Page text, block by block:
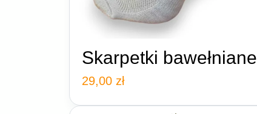
Skarpetki bawełniane
29,00 zł